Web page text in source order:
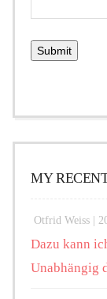
MY
Otfrid Weiss |
Dazu kann
Unabhängig